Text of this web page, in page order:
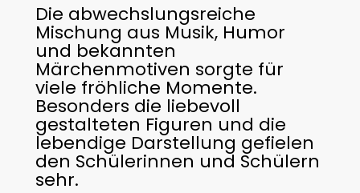
Die abwechslungsreiche
Mischung aus Musik, Humor
und bekannten
Märchenmotiven sorgte für
viele fröhliche Momente.
Besonders die liebevoll
gestalteten Figuren und die
lebendige Darstellung gefielen
den Schülerinnen und Schülern
sehr.